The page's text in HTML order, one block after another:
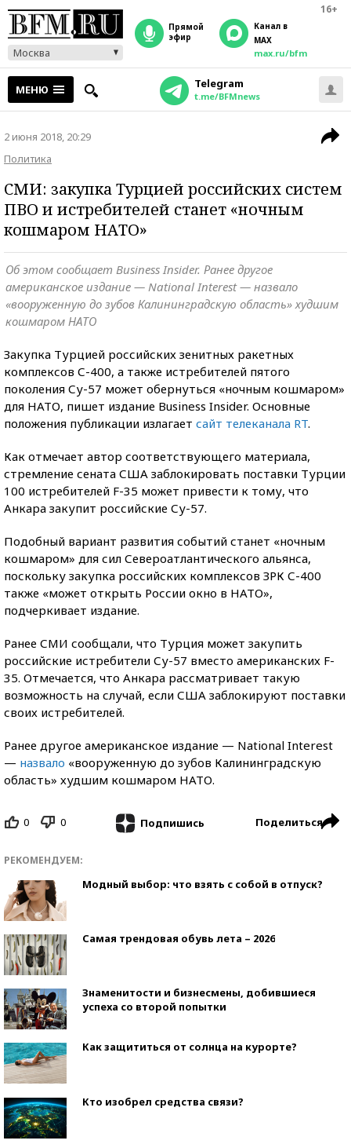
16+
Москва
прямой
эфир
Канал в
MAX
max.ru/bfm
МЕНЮ Telegram
t.me/BFMnews
2 июня 2018, 20:29
Политика
СМИ: закупка Турцией российских систем
ПВО и истребителей станет «ночным
кошмаром НАТО»
Об этом сообщает Business Insider. Ранее другое
американское издание — National Interest — назвало
«вооруженную до зубов Калининградскую область» худшим
кошмаром НАТО
Закупка Турцией российских зенитных ракетных
комплексов С-400, а также истребителей пятого
поколения Су-57 может обернуться «ночным кошмаром»
для НАТО, пишет издание Business Insider. Основные
положения публикации излагает сайт телеканала RT.
Как отмечает автор соответствующего материала,
стремление сената США заблокировать поставки Турции
100 истребителей F-35 может привести к тому, что
Анкара закупит российские Су-57.
Подобный вариант развития событий станет «ночным
кошмаром» для сил Североатлантического альянса,
поскольку закупка российских комплексов ЗРК С-400
также «может открыть России окно в НАТО»,
подчеркивает издание.
Ранее СМИ сообщали, что Турция может закупить
российские истребители Су-57 вместо американских F-
35. Отмечается, что Анкара рассматривает такую
возможность на случай, если США заблокируют поставки
своих истребителей.
Ранее другое американское издание — National Interest
— назвало «вооруженную до зубов Калининградскую
область» худшим кошмаром НАТО.
0 0 Подпишись Поделиться
РЕКОМЕНДУЕМ:
Модный выбор: что взять с собой в отпуск?
Самая трендовая обувь лета – 2026
Знаменитости и бизнесмены, добившиеся
успеха со второй попытки
Как защититься от солнца на курорте?
Кто изобрел средства связи?